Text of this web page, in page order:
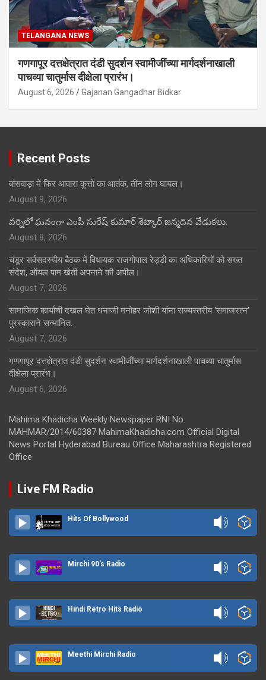
TELANGANA NEWS
गणगापूर दत्तक्षेत्रात दंडी सुदर्शन स्वामीजींच्या मार्गदर्शनाखाली
पाचव्या चातुर्मास दीक्षेला प्रारंभ।
August 6, 2026 Gajanan Gangadhar Bidkar
Recent Posts
बांसवाड़ा में फिर आवारा कुत्तों का आतंक, तीन लोग घायल।
August 9, 2026
వర్నిలో ఘనంగా ఎంపీ సురేష్ కుమార్ శెట్కార్ జన్మదిన వేడుకలు.
August 8, 2026
चंडूर सर्वसदस्यीय बैठक में विधायक राजगोपाल रेड्डी का अधिकारियों को सख्त
संदेश, ऑयल पाम खेती अपनाने की अपील।
August 7, 2026
सामाजिक कार्याची दखल घेत धनाजी मनोहर जोशी यांना राज्यस्तरीय ‘समाजरत्न’
पुरस्काराने सन्मानित.
August 7, 2026
गणगापूर दत्तक्षेत्रात दंडी सुदर्शन स्वामीजींच्या मार्गदर्शनाखाली पाचव्या चातुर्मास
दीक्षेला प्रारंभ।
August 6, 2026
Mahima Khadicha Weekly Newspaper RNI No.
MAHMAR/2014/60387 MahimaKhadicha.com Official Digital
News Portal Hyderabad Bureau Office Maharashtra Registered
Office
Live FM Radio
Hits Of Bollywood
Mirchi 90's Radio
Hindi Retro Hits Radio
Meethi Mirchi Radio